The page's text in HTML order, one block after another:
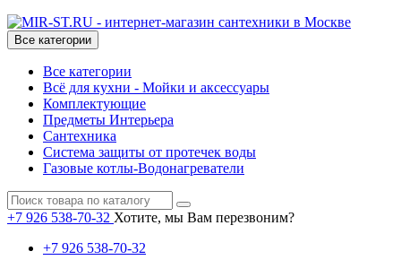
Все категории
Все категории
Всё для кухни - Мойки и аксессуары
Комплектующие
Предметы Интерьера
Сантехника
Система защиты от протечек воды
Газовые котлы-Водонагреватели
+7 926 538-70-32 Хотите, мы Вам перезвоним?
+7 926 538-70-32